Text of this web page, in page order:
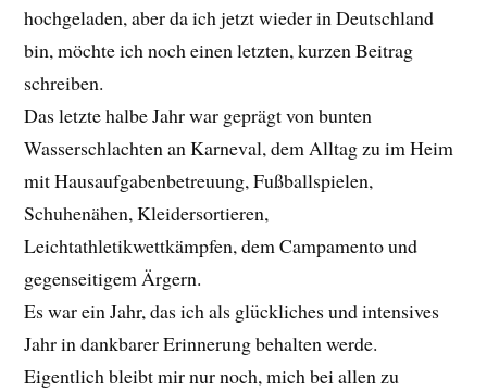
hochgeladen, aber da ich jetzt wieder in Deutschland
bin, möchte ich noch einen letzten, kurzen Beitrag
schreiben.
Das letzte halbe Jahr war geprägt von bunten
Wasserschlachten an Karneval, dem Alltag zu im Heim
mit Hausaufgabenbetreuung, Fußballspielen,
Schuhenähen, Kleidersortieren,
Leichtathletikwettkämpfen, dem Campamento und
gegenseitigem Ärgern.
Es war ein Jahr, das ich als glückliches und intensives
Jahr in dankbarer Erinnerung behalten werde.
Eigentlich bleibt mir nur noch, mich bei allen zu